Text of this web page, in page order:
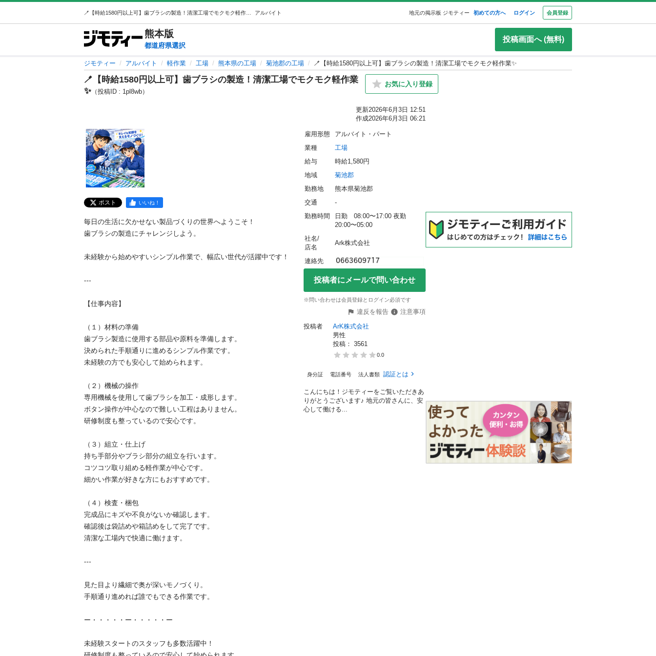
アルバイト 地元の掲示板 ジモティー 初めての方へ ログイン 会員登録
熊本版
都道府県選択
投稿画面へ (無料)
ジモティー アルバイト 軽作業 工場 熊本県の工場 菊池郡の工場 🪥【時給1580円以上可】歯ブラシの製造！清潔工場でモクモク軽作業✨
🪥【時給1580円以上可】歯ブラシの製造！清潔工場でモクモク軽作業
✨ （投稿ID : 1pl8wb）
お気に入り登録
更新2026年6月3日 12:51
作成2026年6月3日 06:21
ポスト いいね！
毎日の生活に欠かせない製品づくりの世界へようこそ！
歯ブラシの製造にチャレンジしよう。
未経験から始めやすいシンプル作業で、幅広い世代が活躍中です！
---
【仕事内容】
（１）材料の準備
歯ブラシ製造に使用する部品や原料を準備します。
決められた手順通りに進めるシンプル作業です。
未経験の方でも安心して始められます。
（２）機械の操作
専用機械を使用して歯ブラシを加工・成形します。
ボタン操作が中心なので難しい工程はありません。
研修制度も整っているので安心です。
（３）組立・仕上げ
持ち手部分やブラシ部分の組立を行います。
コツコツ取り組める軽作業が中心です。
細かい作業が好きな方にもおすすめです。
（４）検査・梱包
完成品にキズや不良がないか確認します。
確認後は袋詰めや箱詰めをして完了です。
清潔な工場内で快適に働けます。
---
見た目より繊細で奥が深いモノづくり。
手順通り進めれば誰でもできる作業です。
ー・・・・・ー・・・・・ー
未経験スタートのスタッフも多数活躍中！
雇用形態
アルバイト・パート
業種
工場
給与
時給1,580円
地域
菊池郡
勤務地
熊本県菊池郡
交通
-
勤務時間
日勤　08:00〜17:00 夜勤
20:00〜05:00
社名/
店名
Ark株式会社
連絡先
投稿者にメールで問い合わせ
※問い合わせは会員登録とログイン必須です
違反を報告
注意事項
投稿者
ArK株式会社
男性
投稿： 3561
0.0
身分証 電話番号 法人書類 認証とは
こんにちは！ジモティーをご覧いただきあ
りがとうございます♪ 地元の皆さんに、安
心して働ける...